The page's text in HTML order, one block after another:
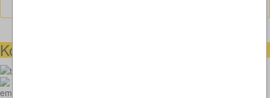
Kontaktmöglichkeiten